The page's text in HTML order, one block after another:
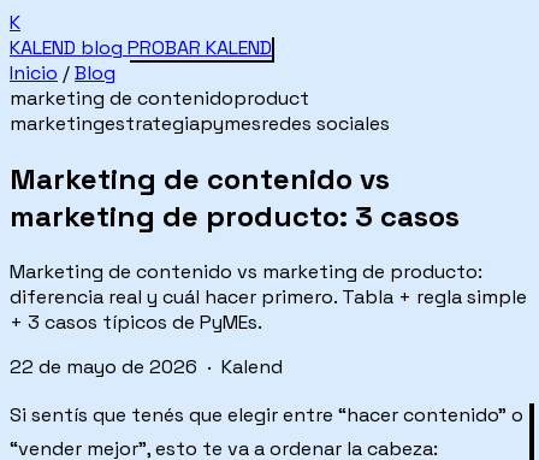
K
KALEND blog PROBAR KALEND
Inicio /Blog
marketing de contenidoproduct
marketingestrategiapymesredes sociales
Marketing de contenido vs
marketing de producto: 3 casos
Marketing de contenido vs marketing de producto:
diferencia real y cuál hacer primero. Tabla + regla simple
+ 3 casos típicos de PyMEs.
22 de mayo de 2026 · Kalend
Si sentís que tenés que elegir entre “hacer contenido” o
“vender mejor”, esto te va a ordenar la cabeza: